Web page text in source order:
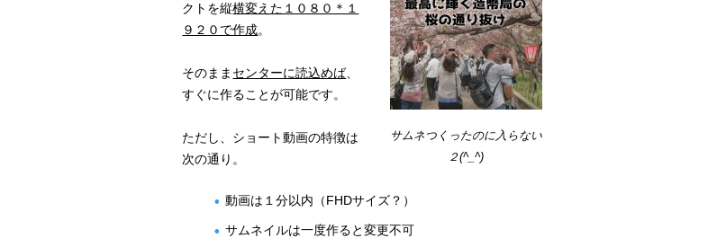
サムネつくったのに入らない
２(^_^)
クトを縦横変えた１０８０＊１
９２０で作成。
そのまま センターに読込めば、
すぐに作ることが可能です。
ただし、ショート動画の特徴は
次の通り。
動画は１分以内（FHDサイズ？）
サムネイルは一度作ると変更不可